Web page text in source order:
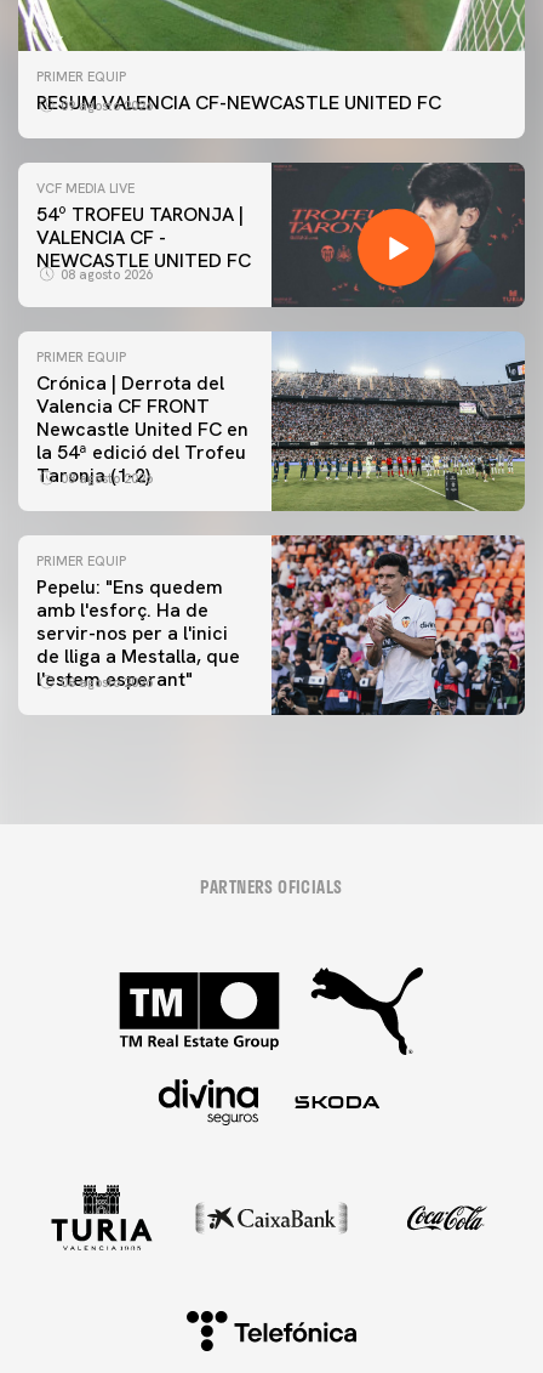
PRIMER EQUIP
RESUM VALENCIA CF-NEWCASTLE UNITED FC
09 agosto 2026
VCF MEDIA LIVE
54º TROFEU TARONJA |
VALENCIA CF -
NEWCASTLE UNITED FC
08 agosto 2026
PRIMER EQUIP
Crónica | Derrota del
Valencia CF FRONT
Newcastle United FC en
la 54ª edició del Trofeu
Taronja (1-2)
08 agosto 2026
PRIMER EQUIP
Pepelu: "Ens quedem
amb l'esforç. Ha de
servir-nos per a l'inici
de lliga a Mestalla, que
l'estem esperant"
08 agosto 2026
PARTNERS OFICIALS